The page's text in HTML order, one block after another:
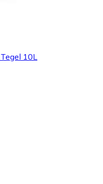
10L